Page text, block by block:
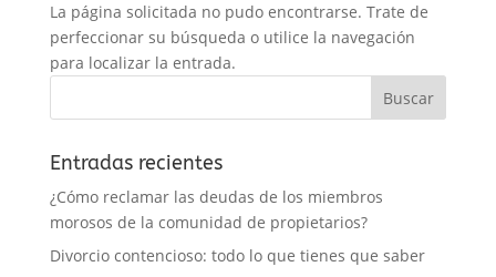
La página solicitada no pudo encontrarse. Trate de
perfeccionar su búsqueda o utilice la navegación
para localizar la entrada.
Entradas recientes
¿Cómo reclamar las deudas de los miembros
morosos de la comunidad de propietarios?
Divorcio contencioso: todo lo que tienes que saber